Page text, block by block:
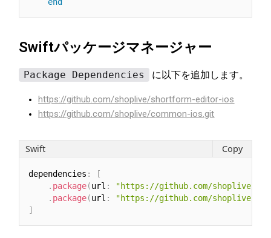
end
Swiftパッケージマネージャー
Package Dependencies に以下を追加します。
https://github.com/shoplive/shortform-editor-ios
https://github.com/shoplive/common-ios.git
dependencies :
[
. package(url :
"https://github.com/shoplive/
. package(url :
"https://github.com/shoplive/
]
Swift Copy